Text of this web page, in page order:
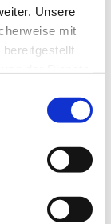
Unsere
mit
15:00